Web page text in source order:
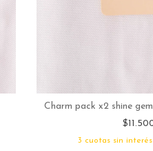
Charm pack x2 shine
3 cuotas sin